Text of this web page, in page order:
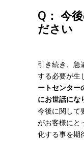
Q： 今
ださい
引き続き、急
する必要が生
ートセンター
にお世話にな
今後に関して
がお客様にと
化する事を期